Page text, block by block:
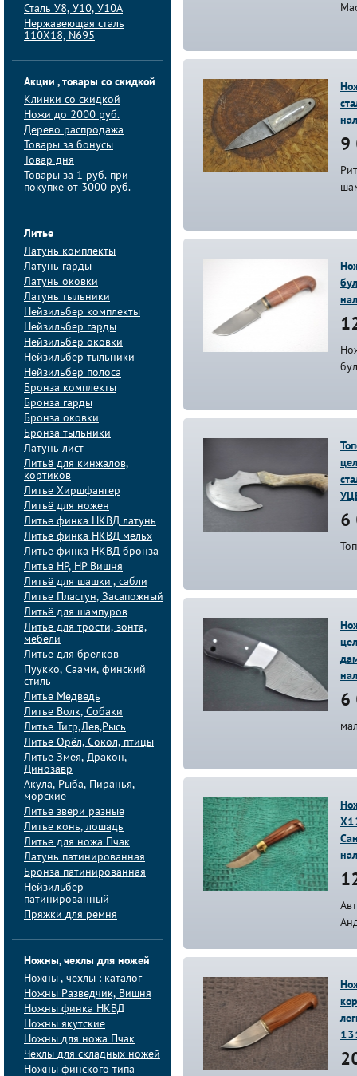
Сталь У8, У10, У10А
Нержавеющая сталь
110Х18, N695
Акции , товары со скидкой
Клинки со скидкой
Ножи до 2000 руб.
Дерево распродажа
Товары за бонусы
Товар дня
Товары за 1 руб. при
покупке от 3000 руб.
Литье
Латунь комплекты
Латунь гарды
Латунь оковки
Латунь тыльники
Нейзильбер комплекты
Нейзильбер гарды
Нейзильбер оковки
Нейзильбер тыльники
Нейзильбер полоса
Бронза комплекты
Бронза гарды
Бронза оковки
Бронза тыльники
Латунь лист
Литьё для кинжалов,
кортиков
Литье Хиршфангер
Литьё для ножен
Литье финка НКВД латунь
Литье финка НКВД мельх
Литье финка НКВД бронза
Литье НР, НР Вишня
Литьё для шашки , сабли
Литье Пластун, Засапожный
Литьё для шампуров
Литье для трости, зонта,
мебели
Литье для брелков
Пуукко, Саами, финский
стиль
Литье Медведь
Литье Волк, Собаки
Литье Тигр,Лев,Рысь
Литье Орёл, Сокол, птицы
Литье Змея, Дракон,
Динозавр
Акула, Рыба, Пиранья,
морские
Литье звери разные
Литье конь, лошадь
Литье для ножа Пчак
Латунь патинированная
Бронза патинированная
Нейзильбер
патинированный
Пряжки для ремня
Ножны, чехлы для ножей
Ножны , чехлы : каталог
Ножны Разведчик, Вишня
Ножны финка НКВД
Ножны якутские
Ножны для ножа Пчак
Чехлы для складных ножей
Ножны финского типа
9
6
6